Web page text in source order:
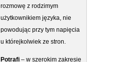
rozmowę z rodzimym
użytkownikiem języka, nie
powodując przy tym napięcia
u którejkolwiek ze stron.
Potrafi – w szerokim zakresie